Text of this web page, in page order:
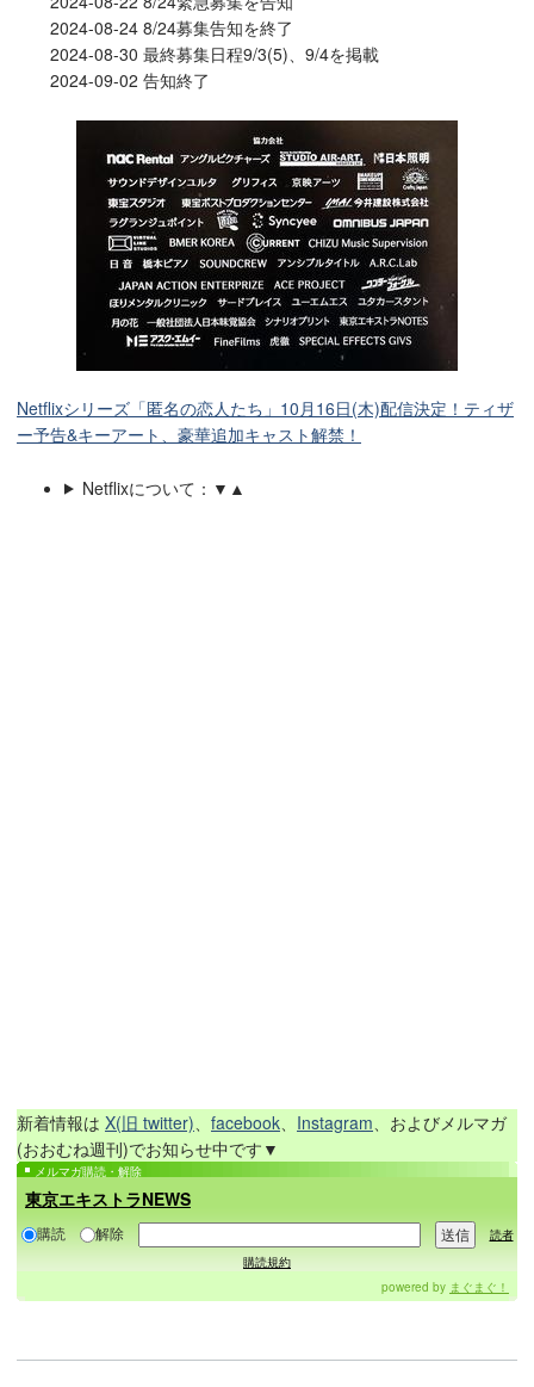
2024-08-24 8/24募集告知を終了
2024-08-30 最終募集日程9/3(5)、9/4を掲載
2024-09-02 告知終了
Netflixシリーズ「匿名の恋人たち」10月16日(木)配信決定！ティザ
ー予告&キーアート、豪華追加キャスト解禁！
Netflixについて：▼▲
新着情報は X(旧 twitter) facebook Instagram 、およびメルマガ
(おおむね週刊)でお知らせ中です▼
メルマガ購読・解除
東京エキストラNEWS
購読 解除
読者
購読規約
powered by まぐまぐ！